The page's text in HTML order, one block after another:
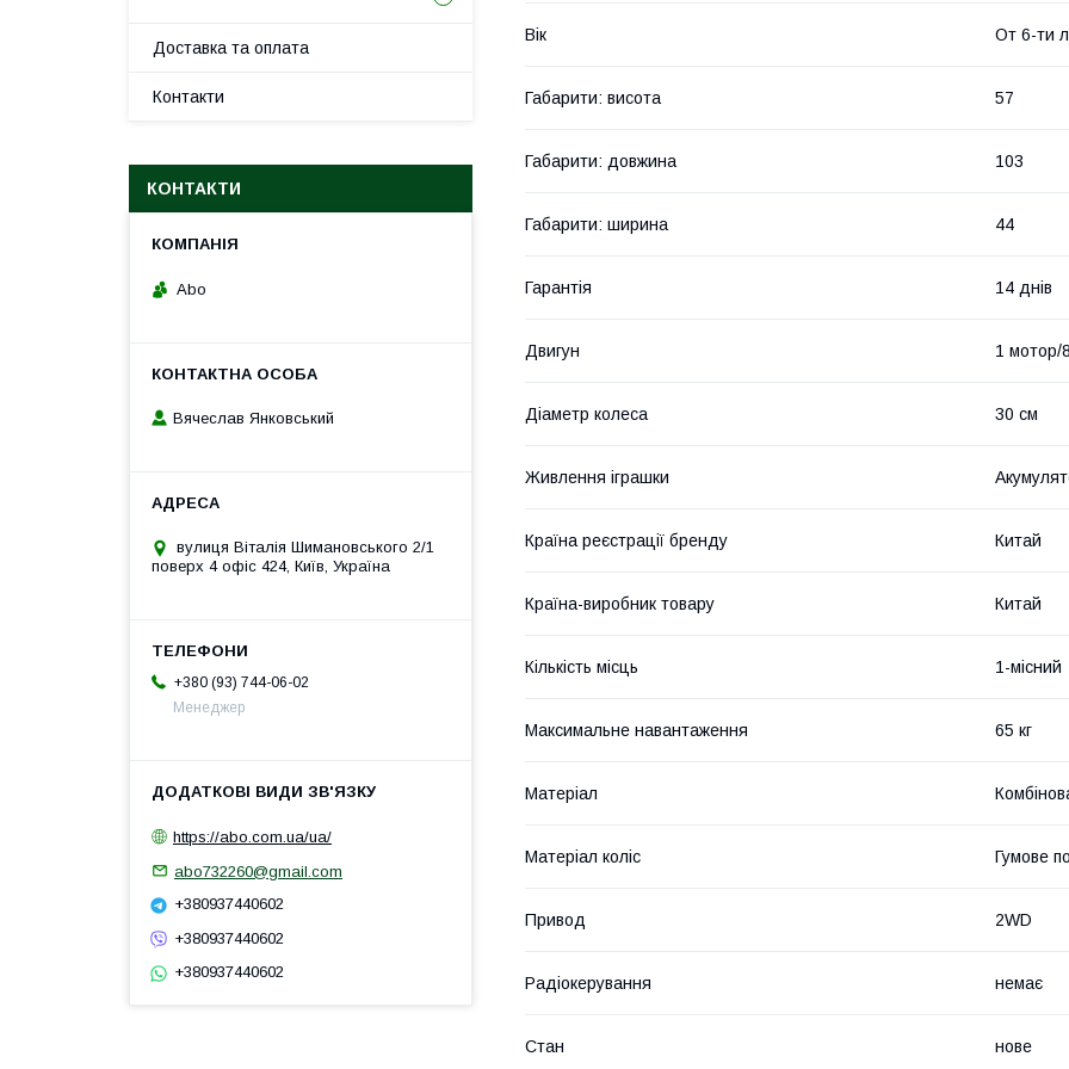
Вік От 6-ти
Габарити: висота 57
Габарити: довжина 103
Габарити: ширина 44
Гарантія 14 днів
Двигун 1 мотор/
Діаметр колеса 30 см
Живлення іграшки
Країна реєстрації бренду Китай
Країна-виробник товару Китай
Кількість місць 1-місний
Максимальне навантаження 65 кг
Матеріал
Матеріал коліс Гумове
Привод 2WD
Радіокерування немає
Стан нове
Доставка та оплата
Контакти
КОНТАКТИ
Abo
Вячеслав Янковський
вулиця Віталія Шимановського 2/1
поверх 4 офіс 424, Київ, Україна
+380 (93) 744-06-02
Менеджер
https://abo.com.ua/ua/
abo732260@gmail.com
+380937440602
+380937440602
+380937440602